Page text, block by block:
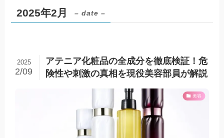
2025年2月 – date –
アテニア化粧品の全成分を徹底検証！危
険性や刺激の真相を現役美容部員が解説
2025
2/09
美容